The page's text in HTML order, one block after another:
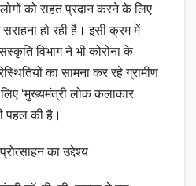
को राहत प्रदान करने के लिए
हो रही है। इसी क्रम में
विभाग ने भी कोरोना के
का सामना कर रहे ग्रामीण
‘मुख्यमंत्री लोक कलाकार
पहल की है।
का उद्देश्य